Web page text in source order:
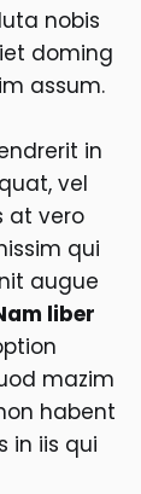
nobis
doming
assum.
in
vel
at vero
qui
augue
liber
mazim
habent
in iis qui